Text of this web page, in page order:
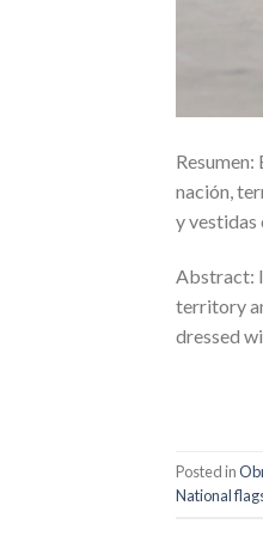
nación,
y vestidas
Abstract:
territory
dressed
Posted in
National